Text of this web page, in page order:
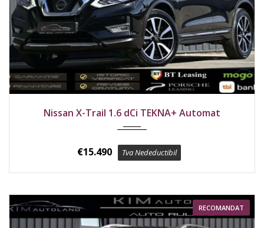
Nissan X-Trail 1.6 dCi TEKNA+ Automat
€15.490 Tva Nedeductibil
RECOMANDAT